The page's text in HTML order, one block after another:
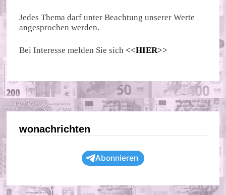
Jedes Thema darf unter Beachtung unserer Werte
angesprochen werden.
Bei Interesse melden Sie sich <<HIER>>
wonachrichten
Abonnieren